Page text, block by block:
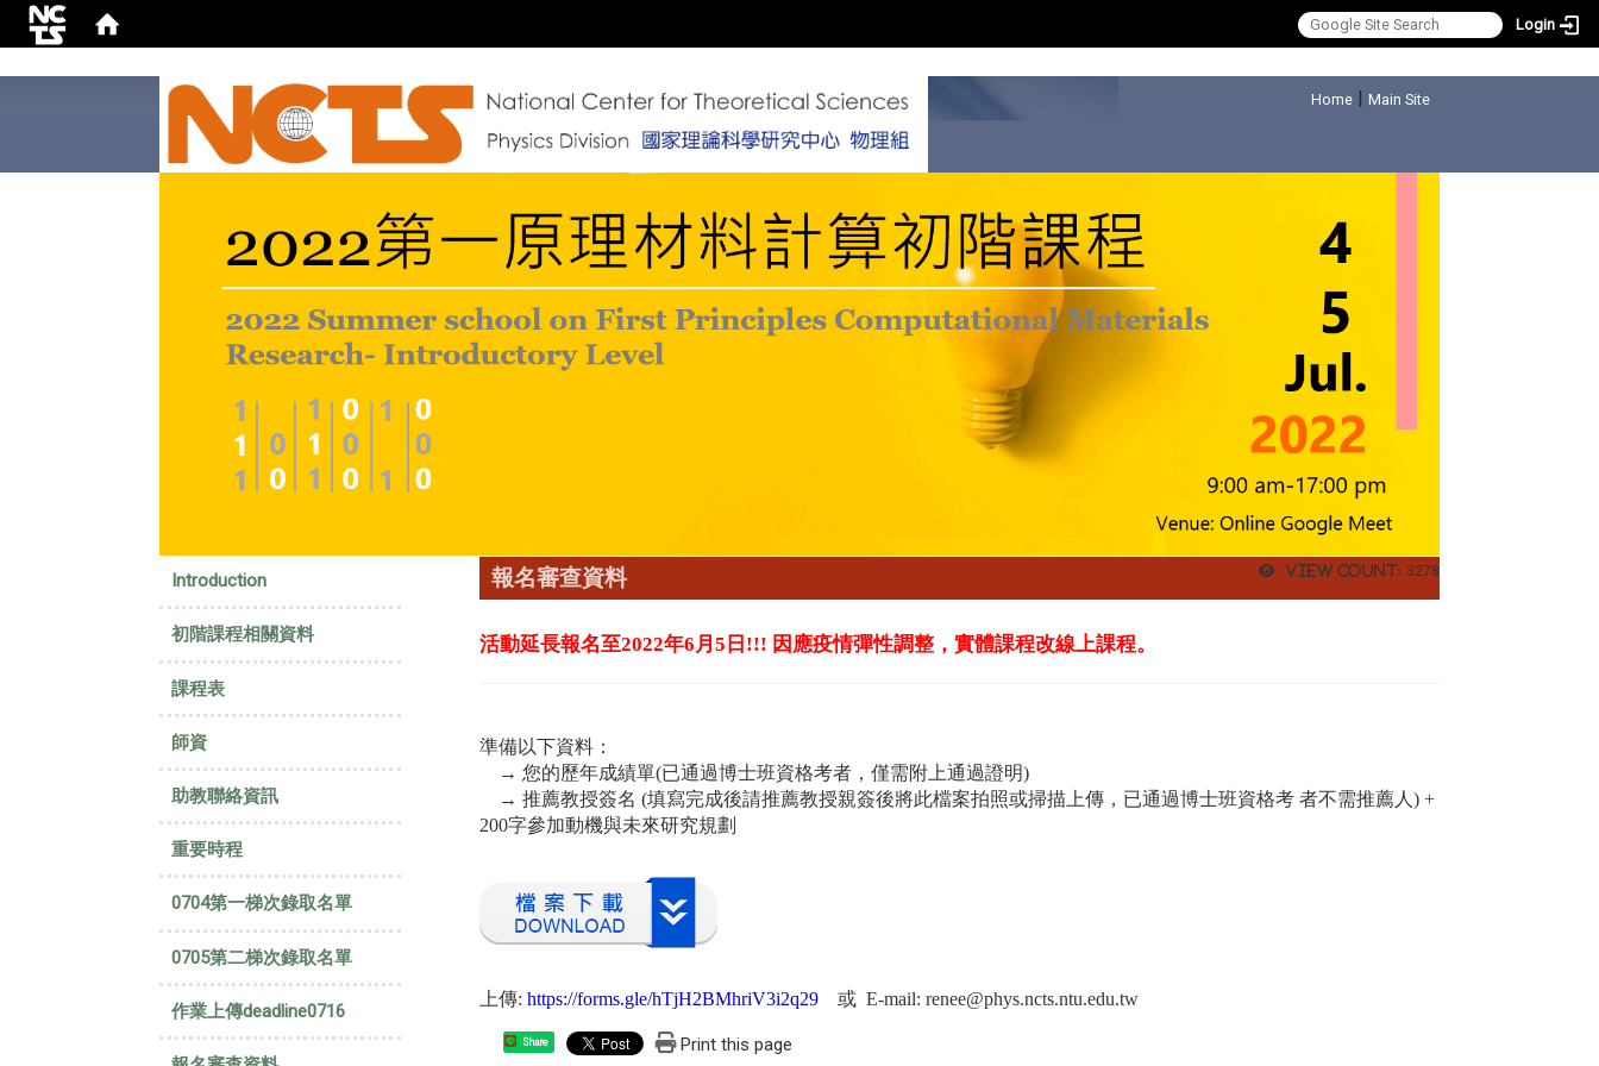
Login
Home| Main Site
Introduction
初階課程相關資料
課程表
師資
助教聯絡資訊
重要時程
0704第一梯次錄取名單
0705第二梯次錄取名單
作業上傳deadline0716
View count: 3278
報名審查資料
活動延長報名至2022年6月5日!!! 因應疫情彈性調整，實體課程改線上課程。
準備以下資料：
→ 您的歷年成績單(已通過博士班資格考者，僅需附上通過證明)
→ 推薦教授簽名 (填寫完成後請推薦教授親簽後將此檔案拍照或掃描上傳，已通過博士班資格考 者不需推薦人) +
200字參加動機與未來研究規劃
上傳:https://forms.gle/hTjH2BMhriV3i2q29 或 E-mail: renee@phys.ncts.ntu.edu.tw
Share Print this page